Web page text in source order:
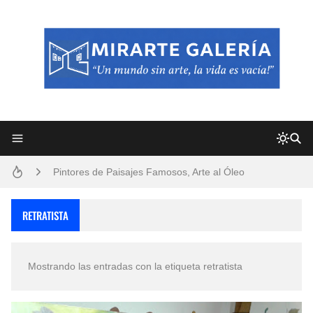
Pintores de Paisajes Famosos, Arte al Óleo
San Valentín Dibujos a Lápiz del 14 de Febrero
RETRATISTA
Mostrando las entradas con la etiqueta retratista